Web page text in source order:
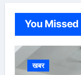
You Missed
खबर